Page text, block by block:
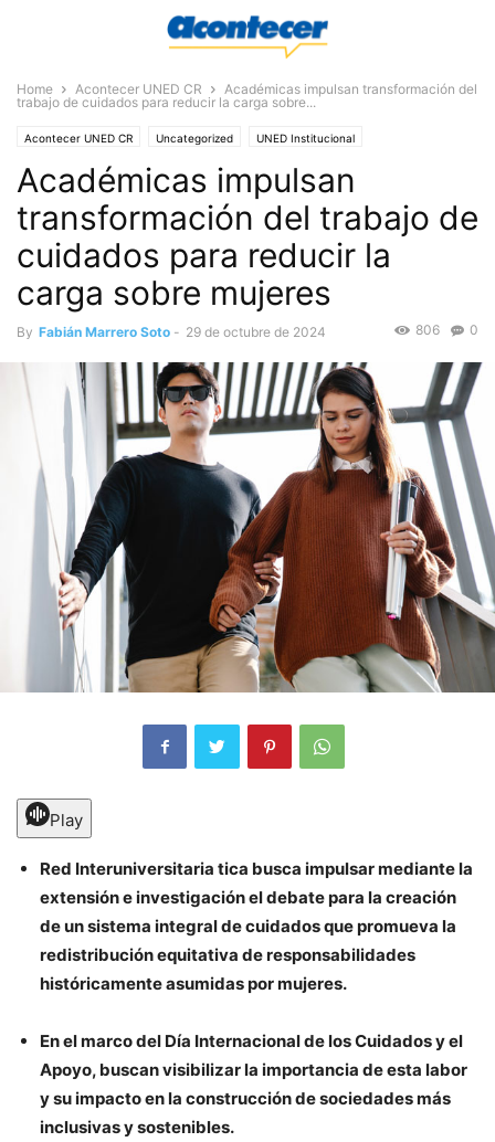
Home Acontecer UNED CR
Académicas impulsan transformación del
trabajo de cuidados para reducir la carga sobre...
Acontecer UNED CR Uncategorized UNED Institucional
Académicas impulsan
transformación del trabajo de
cuidados para reducir la
carga sobre mujeres
By Fabián Marrero Soto - 29 de octubre de 2024 0
806
Play
Red Interuniversitaria tica busca impulsar mediante la
extensión e investigación el debate para la creación
de un sistema integral de cuidados que promueva la
redistribución equitativa de responsabilidades
históricamente asumidas por mujeres.
En el marco del Día Internacional de los Cuidados y el
Apoyo, buscan visibilizar la importancia de esta labor
y su impacto en la construcción de sociedades más
inclusivas y sostenibles.